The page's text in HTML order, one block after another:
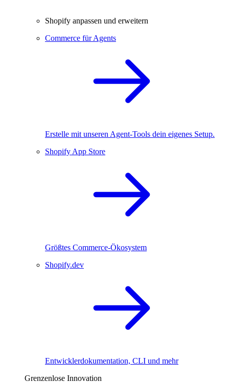
Shopify anpassen und erweitern
Commerce für Agents
Erstelle mit unseren Agent-Tools dein eigenes Setup.
Shopify App Store
Größtes Commerce-Ökosystem
Shopify.dev
Entwicklerdokumentation, CLI und mehr
Grenzenlose Innovation